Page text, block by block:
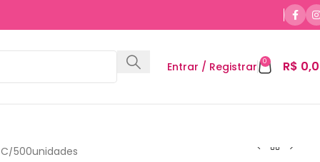
Entrar / Registrar 0 R$
500unidades